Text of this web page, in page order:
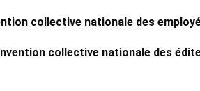
collective nationale des
collective nationale des